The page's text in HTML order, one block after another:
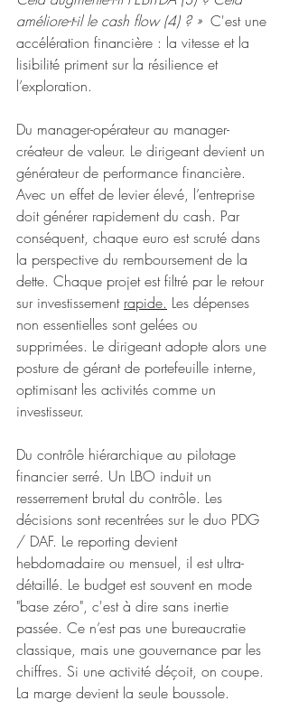
améliore-t-il le cash flow (4) ? » C'est une
accélération financière : la vitesse et la
lisibilité priment sur la résilience et
l’exploration.
Du manager-opérateur au manager-
créateur de valeur. Le dirigeant devient un
générateur de performance financière.
Avec un effet de levier élevé, l’entreprise
doit générer rapidement du cash. Par
conséquent, chaque euro est scruté dans
la perspective du remboursement de la
dette. Chaque projet est filtré par le retour
sur investissement rapide. Les dépenses
non essentielles sont gelées ou
supprimées. Le dirigeant adopte alors une
posture de gérant de portefeuille interne,
optimisant les activités comme un
investisseur.
Du contrôle hiérarchique au pilotage
financier serré. Un LBO induit un
resserrement brutal du contrôle. Les
décisions sont recentrées sur le duo PDG
/ DAF. Le reporting devient
hebdomadaire ou mensuel, il est ultra-
détaillé. Le budget est souvent en mode
"base zéro", c'est à dire sans inertie
passée. Ce n’est pas une bureaucratie
classique, mais une gouvernance par les
chiffres. Si une activité déçoit, on coupe.
La marge devient la seule boussole.